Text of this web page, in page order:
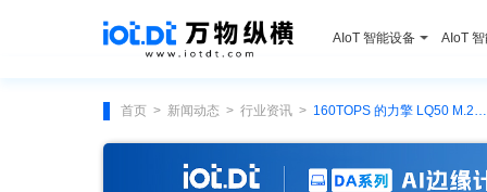
AIoT 智能设备 AIoT
首页 > 新闻动态 > 行业资讯 >